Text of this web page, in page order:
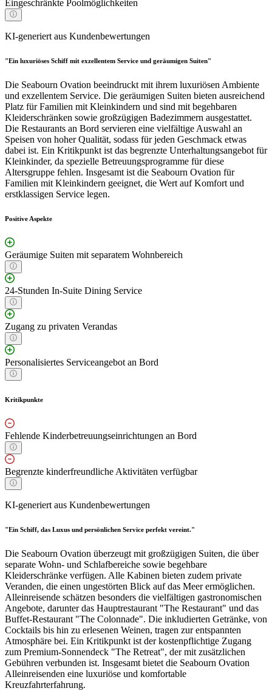
Eingeschränkte Poolmöglichkeiten
KI-generiert aus Kundenbewertungen
"Ein luxuriöses Schiff mit exzellentem Service und geräumigen Suiten"
Die Seabourn Ovation beeindruckt mit ihrem luxuriösen Ambiente
und exzellentem Service. Die geräumigen Suiten bieten ausreichend
Platz für Familien mit Kleinkindern und sind mit begehbaren
Kleiderschränken sowie großzügigen Badezimmern ausgestattet.
Die Restaurants an Bord servieren eine vielfältige Auswahl an
Speisen von hoher Qualität, sodass für jeden Geschmack etwas
dabei ist. Ein Kritikpunkt ist das begrenzte Unterhaltungsangebot für
Kleinkinder, da spezielle Betreuungsprogramme für diese
Altersgruppe fehlen. Insgesamt ist die Seabourn Ovation für
Familien mit Kleinkindern geeignet, die Wert auf Komfort und
erstklassigen Service legen.
Positive Aspekte
Geräumige Suiten mit separatem Wohnbereich
24-Stunden In-Suite Dining Service
Zugang zu privaten Verandas
Personalisiertes Serviceangebot an Bord
Kritikpunkte
Fehlende Kinderbetreuungseinrichtungen an Bord
Begrenzte kinderfreundliche Aktivitäten verfügbar
KI-generiert aus Kundenbewertungen
"Ein Schiff, das Luxus und persönlichen Service perfekt vereint."
Die Seabourn Ovation überzeugt mit großzügigen Suiten, die über
separate Wohn- und Schlafbereiche sowie begehbare
Kleiderschränke verfügen. Alle Kabinen bieten zudem private
Veranden, die einen ungestörten Blick auf das Meer ermöglichen.
Alleinreisende schätzen besonders die vielfältigen gastronomischen
Angebote, darunter das Hauptrestaurant "The Restaurant" und das
Buffet-Restaurant "The Colonnade". Die inkludierten Getränke, von
Cocktails bis hin zu erlesenen Weinen, tragen zur entspannten
Atmosphäre bei. Ein Kritikpunkt ist der kostenpflichtige Zugang
zum Premium-Sonnendeck "The Retreat", der mit zusätzlichen
Gebühren verbunden ist. Insgesamt bietet die Seabourn Ovation
Alleinreisenden eine luxuriöse und komfortable
Kreuzfahrterfahrung.